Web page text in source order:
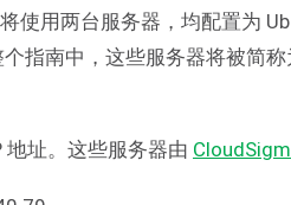
使用两台服务器，均配置为
指南中，这些服务器将被简
地址。这些服务器由